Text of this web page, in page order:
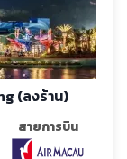
(ลงร้าน)
สายการบิน